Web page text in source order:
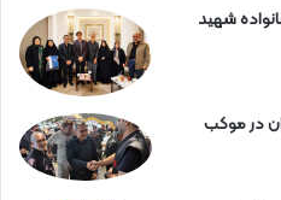
شهید
در موکب